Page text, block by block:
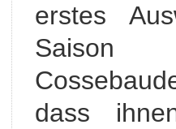
erstes
dass